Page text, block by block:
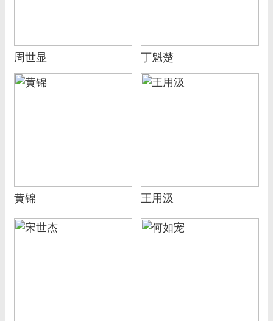
周世显 丁魁楚
黄锦 王用汲